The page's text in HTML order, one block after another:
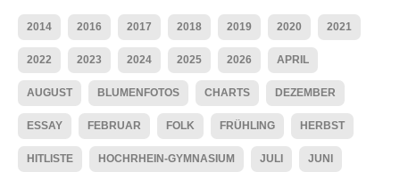
2014 2016 2017 2018 2019 2020 2021
2022 2023 2024 2025 2026 APRIL
AUGUST BLUMENFOTOS CHARTS DEZEMBER
ESSAY FEBRUAR FOLK FRÜHLING HERBST
HITLISTE HOCHRHEIN-GYMNASIUM JULI JUNI